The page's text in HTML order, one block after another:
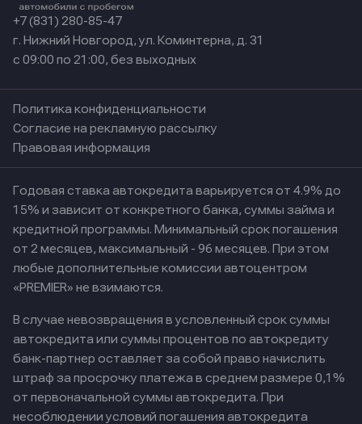
+7 (831) 280-85-47
г. Нижний Новгород, ул. Коминтерна, д. 31
с 09:00 по 21:00, без выходных
Политика конфиденциальности
Согласие на рекламную рассылку
Правовая информация
Годовая ставка автокредита варьируется от 4.9% до
15% и зависит от конкретного банка, суммы займа и
кредитной программы. Минимальный срок погашения
от 2 месяцев, максимальный - 96 месяцев. При этом
любые дополнительные комиссии автоцентром
«PREMIER» не взимаются.
В случае невозвращения в условленный срок суммы
автокредита или суммы процентов по автокредиту
банк-партнер оставляет за собой право начислить
штраф за просрочку платежа в среднем размере 0,1%
от первоначальной суммы автокредита. При
несоблюдении условий погашения автокредита